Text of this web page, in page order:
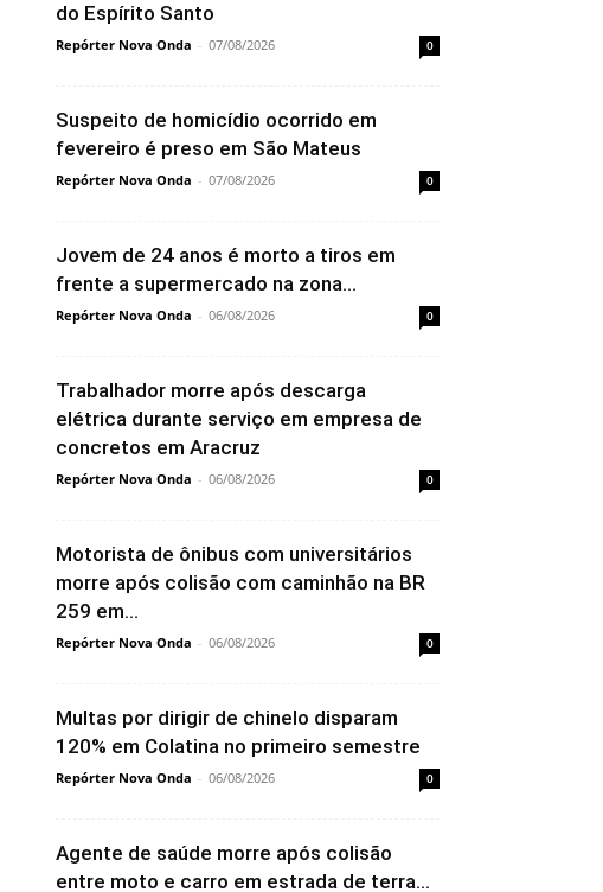
do Espírito Santo
Repórter Nova Onda - 07/08/2026 0
Suspeito de homicídio ocorrido em
fevereiro é preso em São Mateus
Repórter Nova Onda - 07/08/2026 0
Jovem de 24 anos é morto a tiros em
frente a supermercado na zona...
Repórter Nova Onda - 06/08/2026 0
Trabalhador morre após descarga
elétrica durante serviço em empresa de
concretos em Aracruz
Repórter Nova Onda - 06/08/2026 0
Motorista de ônibus com universitários
morre após colisão com caminhão na BR
259 em...
Repórter Nova Onda - 06/08/2026 0
Multas por dirigir de chinelo disparam
120% em Colatina no primeiro semestre
Repórter Nova Onda - 06/08/2026 0
Agente de saúde morre após colisão
entre moto e carro em estrada de terra...